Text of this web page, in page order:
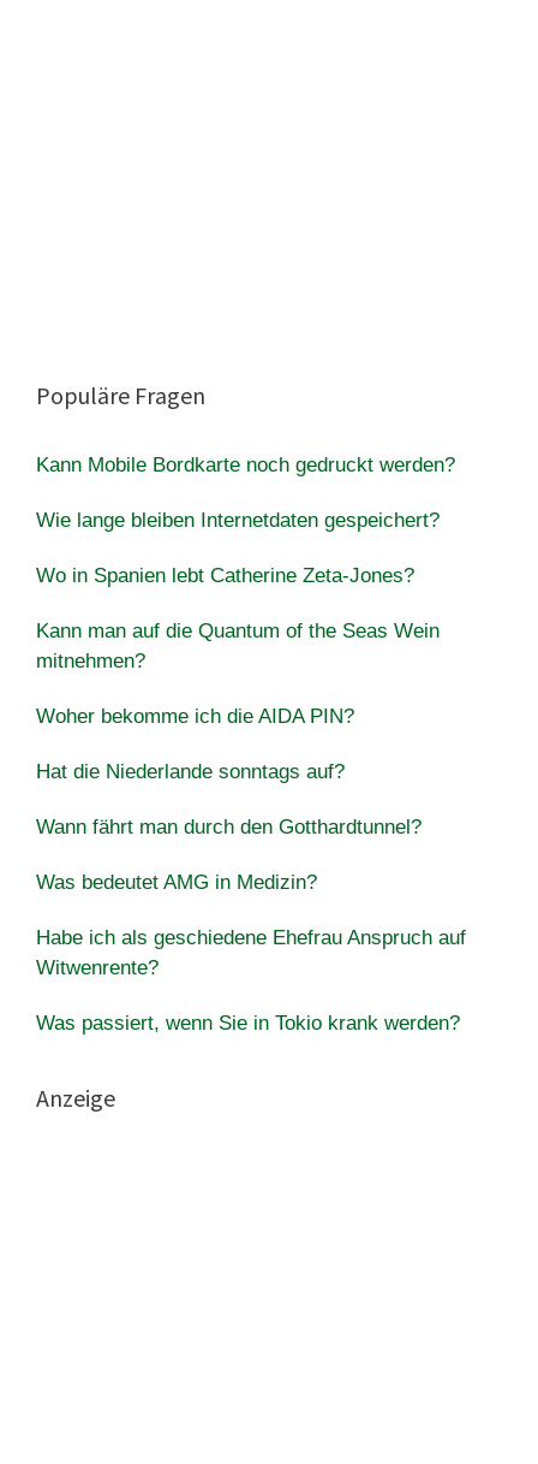
Populäre Fragen
Kann Mobile Bordkarte noch gedruckt werden?
Wie lange bleiben Internetdaten gespeichert?
Wo in Spanien lebt Catherine Zeta-Jones?
Kann man auf die Quantum of the Seas Wein
mitnehmen?
Woher bekomme ich die AIDA PIN?
Hat die Niederlande sonntags auf?
Wann fährt man durch den Gotthardtunnel?
Was bedeutet AMG in Medizin?
Habe ich als geschiedene Ehefrau Anspruch auf
Witwenrente?
Was passiert, wenn Sie in Tokio krank werden?
Anzeige